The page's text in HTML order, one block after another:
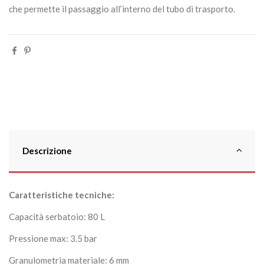
che permette il passaggio all’interno del tubo di trasporto.
Descrizione
Caratteristiche tecniche:
Capacità serbatoio: 80 L
Pressione max: 3.5 bar
Granulometria materiale: 6 mm